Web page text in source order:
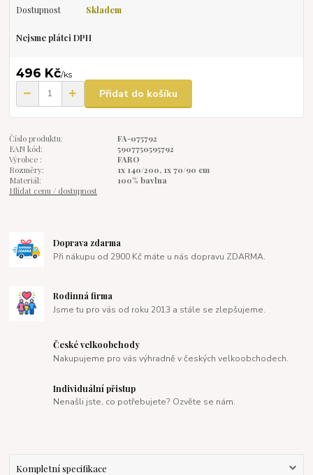
Dostupnost Skladem
Nejsme plátci DPH
496 Kč/ks
Přidat do košíku
Číslo produktu:
FA-075792
EAN kód:
5907750595792
Výrobce :
FARO
Rozměry:
1x 140/200, 1x 70/90 cm
Materiál:
100% bavlna
Hlídat cenu / dostupnost
Doprava zdarma
Při nákupu od 2900 Kč máte u nás dopravu ZDARMA.
Rodinná firma
Jsme tu pro vás od roku 2013 a stále se zlepšujeme.
České velkoobchody
Nakupujeme pro vás výhradně v českých velkoobchodech.
Individuální přistup
Nenašli jste, co potřebujete? Ozvěte se nám.
Kompletní specifikace